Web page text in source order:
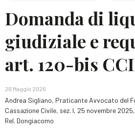
Domanda di
giudiziale e
art. 120-bis
26 Maggio 2026
Andrea Sigliano, Praticante Avvocato del
Cassazione Civile, sez. I, 25 novembre
Rel. Dongiacomo